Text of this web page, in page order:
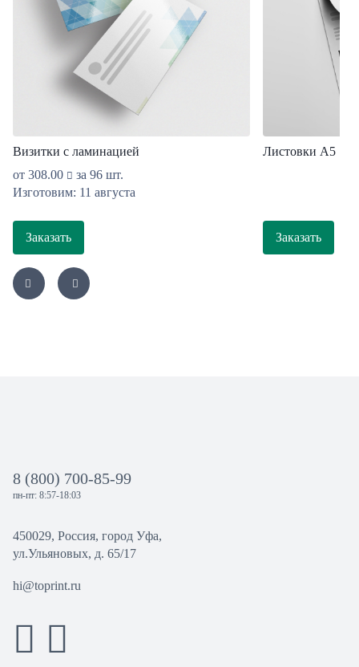
Визитки с ламинацией
от 308.00
за 96 шт.
Изготовим: 11 августа
Заказать
Листовки А5
Заказать
8 (800) 700-85-99
пн-пт: 8:57-18:03
450029, Россия, город Уфа,
ул.Ульяновых, д. 65/17
hi@toprint.ru